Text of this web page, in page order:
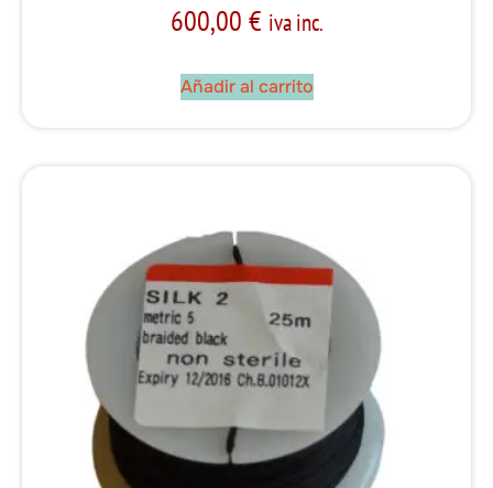
600,00 € iva inc.
Añadir al carrito